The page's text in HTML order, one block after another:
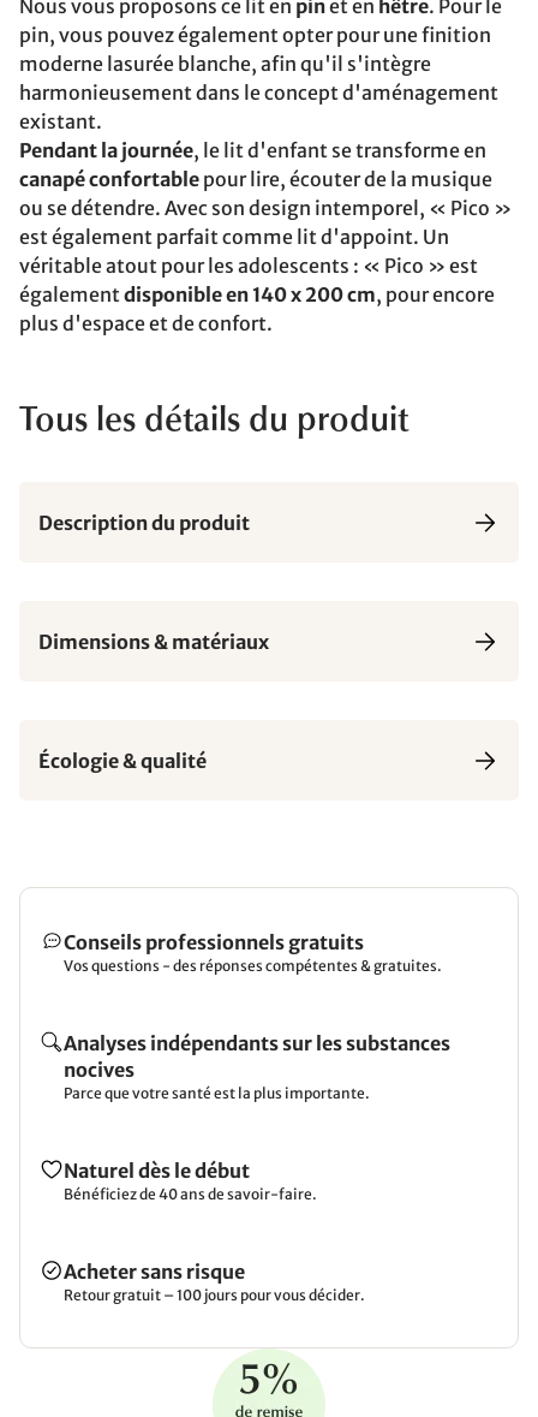
Nous vous proposons ce lit en pinet en hêtre. Pour le
pin, vous pouvez également opter pour une finition
moderne lasurée blanche, afin qu'il s'intègre
harmonieusement dans le concept d'aménagement
existant.
Pendant la journée, le lit d'enfant se transforme en
canapé confortable pour lire, écouter de la musique
ou se détendre. Avec son design intemporel, « Pico »
est également parfait comme lit d'appoint. Un
véritable atout pour les adolescents : « Pico » est
égalementdisponible en 140 x 200 cm, pour encore
plus d'espace et de confort.
Tous les détails du produit
Description du produit
Dimensions & matériaux
Écologie & qualité
Conseils professionnels gratuits
Vos questions - des réponses compétentes & gratuites.
Analyses indépendants sur les substances
nocives
Parce que votre santé est la plus importante.
Naturel dès le début
Bénéficiez de 40 ans de savoir-faire.
Acheter sans risque
Retour gratuit – 100 jours pour vous décider.